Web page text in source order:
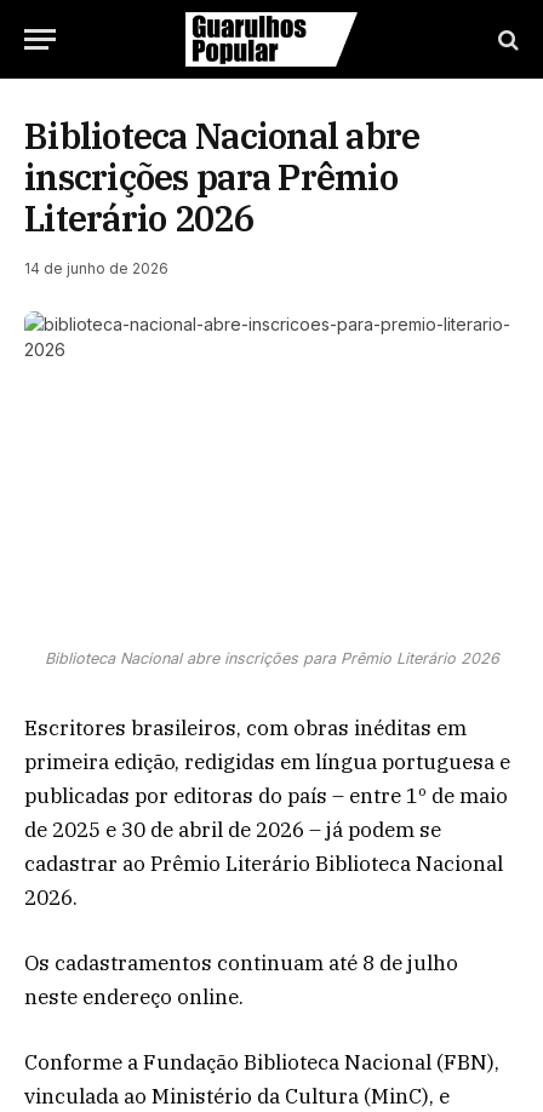
Biblioteca Nacional abre
inscrições para Prêmio
Literário 2026
14 de junho de 2026
Biblioteca Nacional abre inscrições para Prêmio Literário 2026
Escritores brasileiros, com obras inéditas em
primeira edição, redigidas em língua portuguesa e
publicadas por editoras do país – entre 1º de maio
de 2025 e 30 de abril de 2026 – já podem se
cadastrar ao Prêmio Literário Biblioteca Nacional
2026.
Os cadastramentos continuam até 8 de julho
neste endereço online.
Conforme a Fundação Biblioteca Nacional (FBN),
vinculada ao Ministério da Cultura (MinC), e